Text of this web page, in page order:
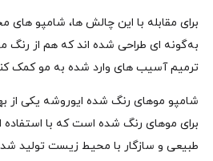
برای مقابله با این چالش‌ ها، شامپو
به‌گونه‌ ای طراحی شده‌ اند که هم از رنگ
ترمیم آسیب‌ های وارد شده به مو کمک
شامپو موهای رنگ‌ شده ایوروشه یکی از
برای موهای رنگ‌ شده است که با استفاده
طبیعی و سازگار با محیط زیست تولید